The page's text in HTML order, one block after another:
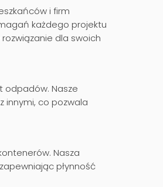
i firm
każdego projektu
dla swoich
odpadów. Nasze
innymi, co pozwala
Nasza
płynność